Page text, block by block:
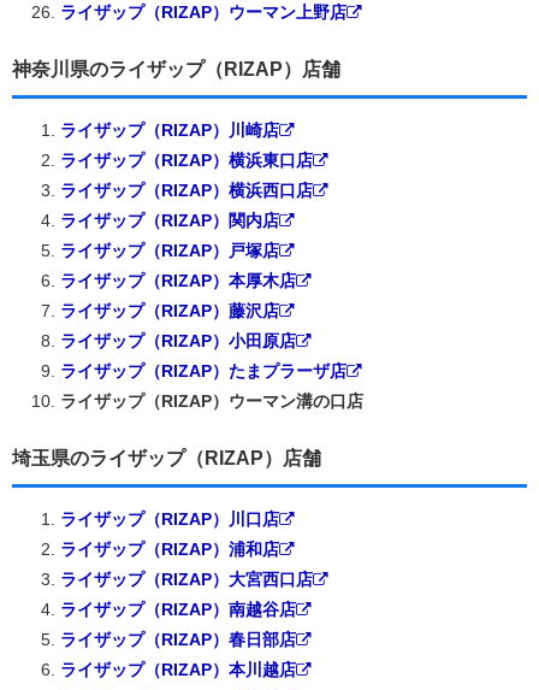
ライザップ（RIZAP）ウーマン上野店
神奈川県のライザップ（RIZAP）店舗
ライザップ（RIZAP）川崎店
ライザップ（RIZAP）横浜東口店
ライザップ（RIZAP）横浜西口店
ライザップ（RIZAP）関内店
ライザップ（RIZAP）戸塚店
ライザップ（RIZAP）本厚木店
ライザップ（RIZAP）藤沢店
ライザップ（RIZAP）小田原店
ライザップ（RIZAP）たまプラーザ店
ライザップ（RIZAP）ウーマン溝の口店
埼玉県のライザップ（RIZAP）店舗
ライザップ（RIZAP）川口店
ライザップ（RIZAP）浦和店
ライザップ（RIZAP）大宮西口店
ライザップ（RIZAP）南越谷店
ライザップ（RIZAP）春日部店
ライザップ（RIZAP）本川越店